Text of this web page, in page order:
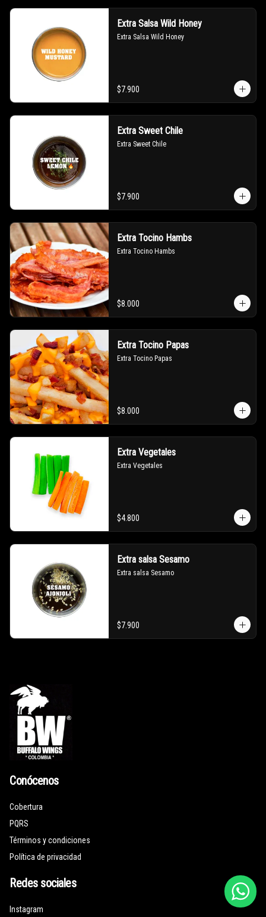
Extra Salsa Wild Honey
Extra Salsa Wild Honey
$7.900
Extra Sweet Chile
Extra Sweet Chile
$7.900
Extra Tocino Hambs
Extra Tocino Hambs
$8.000
Extra Tocino Papas
Extra Tocino Papas
$8.000
Extra Vegetales
Extra Vegetales
$4.800
Extra salsa Sesamo
Extra salsa Sesamo
$7.900
Conócenos
Cobertura
PQRS
Términos y condiciones
Política de privacidad
Redes sociales
Instagram